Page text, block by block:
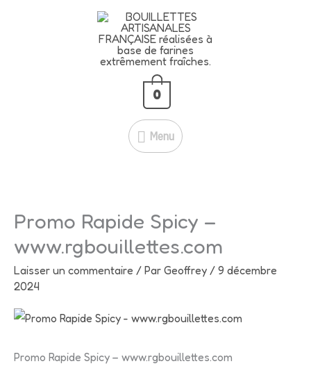
Menu
Menu
0
Promo Rapide Spicy –
www.rgbouillettes.com
Laisser un commentaire / Par Geoffrey / 9 décembre
2024
Promo Rapide Spicy – www.rgbouillettes.com
BLACK CASSIS – 5 KG À
SEULEMENT 39 € !
39 €💥
Économisez 12 € ! Profitez-en
maintenant !